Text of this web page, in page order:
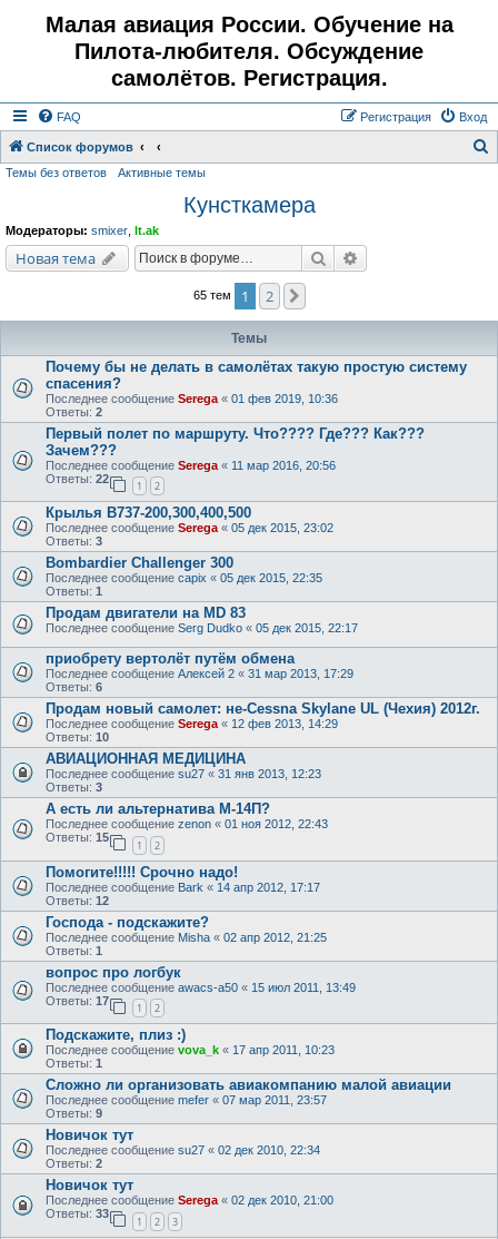
Малая авиация России. Обучение на
Пилота-любителя. Обсуждение
самолётов. Регистрация.
FAQ Вход
Регистрация
Список форумов
Темы без ответов Активные темы
Кунсткамера
Модераторы: smixer lt.ak
Новая тема Поиск
65 тем 1 2
Темы
Почему бы не делать в самолётах такую простую систему
спасения?
Последнее сообщение Serega « 01 фев 2019, 10:36
Ответы: 2
Первый полет по маршруту. Что???? Где??? Как???
Зачем???
Последнее сообщение Serega « 11 мар 2016, 20:56
Ответы: 22
1 2
Крылья B737-200,300,400,500
Последнее сообщение Serega « 05 дек 2015, 23:02
Ответы: 3
Bombardier Challenger 300
Последнее сообщение capix « 05 дек 2015, 22:35
Ответы: 1
Продам двигатели на MD 83
Последнее сообщение Serg Dudko « 05 дек 2015, 22:17
приобрету вертолёт путём обмена
Последнее сообщение Алексей 2 « 31 мар 2013, 17:29
Ответы: 6
Продам новый самолет: не-Cessna Skylanе UL (Чехия) 2012г.
Последнее сообщение Serega « 12 фев 2013, 14:29
Ответы: 10
АВИАЦИОННАЯ МЕДИЦИНА
Последнее сообщение su27 « 31 янв 2013, 12:23
Ответы: 3
А есть ли альтернатива М-14П?
Последнее сообщение zenon « 01 ноя 2012, 22:43
Ответы: 15
1 2
Помогите!!!!! Срочно надо!
Последнее сообщение Bark « 14 апр 2012, 17:17
Ответы: 12
Господа - подскажите?
Последнее сообщение Misha « 02 апр 2012, 21:25
Ответы: 1
вопрос про логбук
Последнее сообщение awacs-a50 « 15 июл 2011, 13:49
Ответы: 17
1 2
Подскажите, плиз :)
Последнее сообщение vova_k « 17 апр 2011, 10:23
Ответы: 1
Сложно ли организовать авиакомпанию малой авиации
Последнее сообщение mefer « 07 мар 2011, 23:57
Ответы: 9
Новичок тут
Последнее сообщение su27 « 02 дек 2010, 22:34
Ответы: 2
Новичок тут
Последнее сообщение Serega« 02 дек 2010, 21:00
Ответы: 33
1 2 3